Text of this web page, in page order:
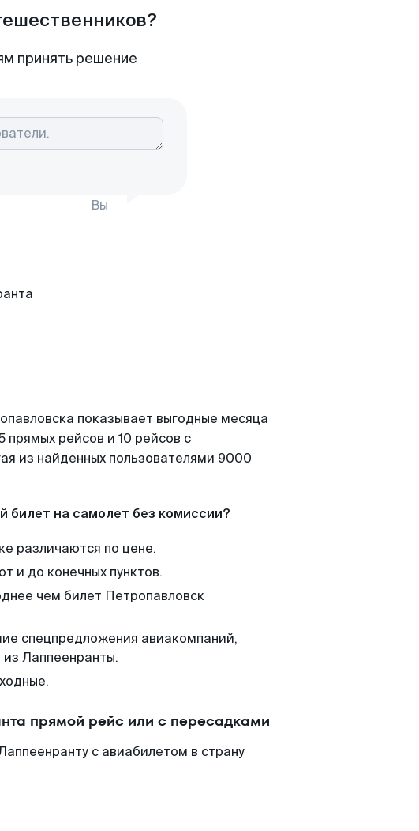
принять решение
Вы
показывает выгодные месяца
рейсов и 10 рейсов с
из найденных пользователями 9000
билет на самолет без комиссии?
различаются по цене.
и до конечных пунктов.
чем билет Петропавловск
спецпредложения авиакомпаний,
Лаппеенранты.
прямой рейс или с пересадками
с авиабилетом в страну